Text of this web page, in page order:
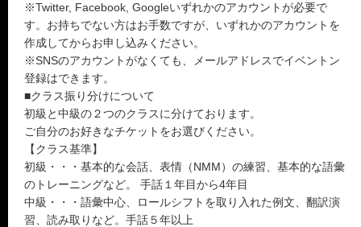
※Twitter, Facebook, Googleいずれかのアカウントが必要で
す。お持ちでない方はお手数ですが、いずれかのアカウントを
作成してからお申し込みください。
※SNSのアカウントがなくても、メールアドレスでイベントン
登録はできます。
■クラス振り分けについて
初級と中級の２つのクラスに分けております。
ご自分のお好きなチケットをお選びください。
【クラス基準】
初級・・・基本的な会話、表情（NMM）の練習、基本的な語彙
のトレーニングなど。 手話１年目から4年目
中級・・・語彙中心、ロールシフトを取り入れた例文、翻訳演
習、読み取りなど。手話５年以上